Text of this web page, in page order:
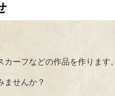
ーフなどの作品を作ります。
ませんか？